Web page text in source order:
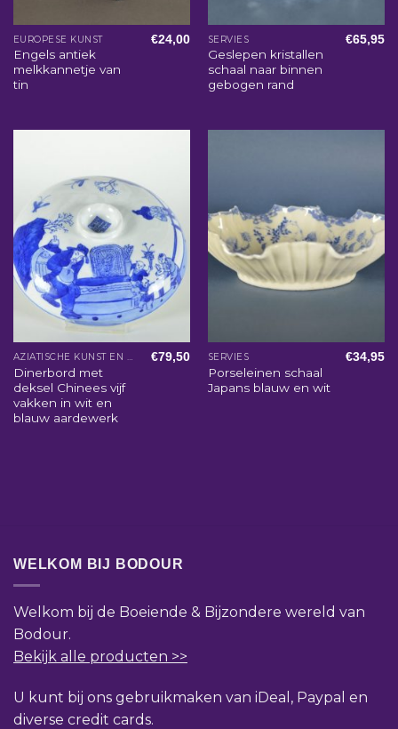
EUROPESE KUNST
Engels antiek
melkkannetje van
tin
€24,00 SERVIES
Geslepen kristallen
schaal naar binnen
gebogen rand
€65,95
AZIATISCHE KUNST EN WOONACCESSOIRES
Dinerbord met
deksel Chinees vijf
vakken in wit en
blauw aardewerk
€79,50 SERVIES
Porseleinen schaal
Japans blauw en wit
€34,95
WELKOM BIJ BODOUR
Welkom bij de Boeiende & Bijzondere wereld van
Bodour.
Bekijk alle producten >>
U kunt bij ons gebruikmaken van iDeal, Paypal en
diverse credit cards.